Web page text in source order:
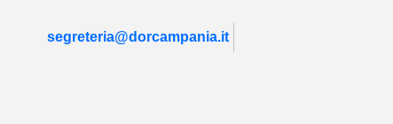
segreteria@dorcampania.it